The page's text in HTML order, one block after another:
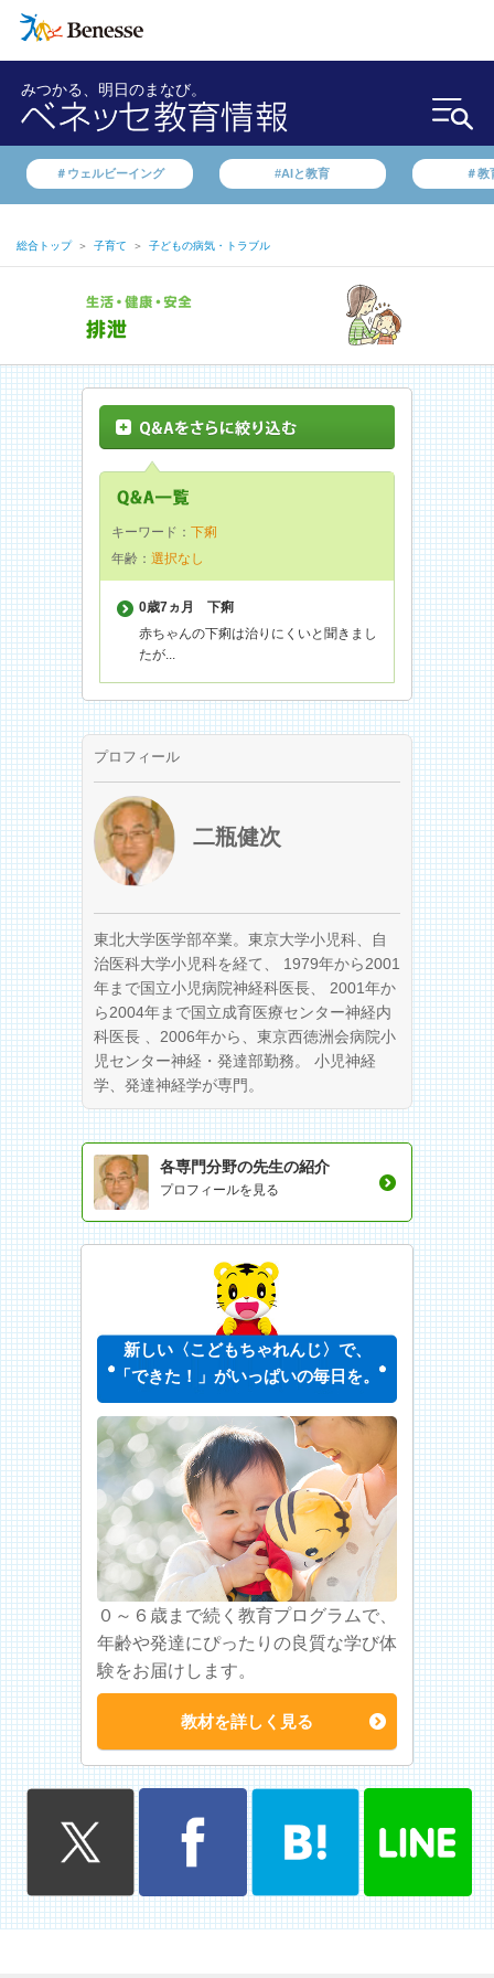
みつかる、明日のまなび。
＃ウェルビーイング #AIと教育 ＃教
総合トップ ＞ 子育て ＞ 子どもの病気・トラブル
キーワード： 下痢
年齢： 選択なし
0歳7ヵ月
下痢
赤ちゃんの下痢は治りにくいと聞きまし
たが...
プロフィール
二瓶健次
東北大学医学部卒業。東京大学小児科、自
治医科大学小児科を経て、 1979年から2001
年まで国立小児病院神経科医長、 2001年か
ら2004年まで国立成育医療センター神経内
科医長 、2006年から、東京西徳洲会病院小
児センター神経・発達部勤務。 小児神経
学、発達神経学が専門。
各専門分野の先生の紹介
プロフィールを見る
新しい〈こどもちゃれんじ〉で、
「できた！」がいっぱいの毎日を。
０～６歳まで続く教育プログラムで、
年齢や発達にぴったりの良質な学び体
験をお届けします。
教材を詳しく見る